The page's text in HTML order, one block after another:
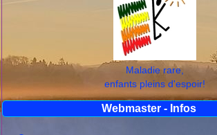
Maladie rare,
enfants pleins d'espoir!
Webmaster - Infos